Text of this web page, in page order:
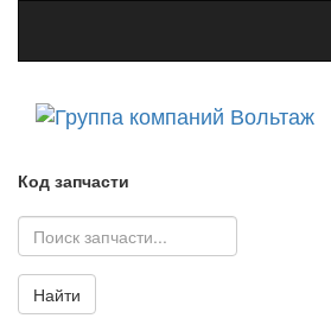
Код запчасти
Найти